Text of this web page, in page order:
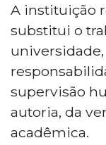
A instituição
substitui o
supervisão
autoria, da
acadêmica.